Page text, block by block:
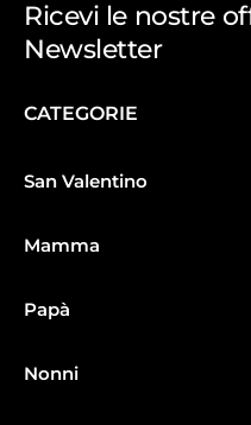
Ricevi le nostre
Newsletter
CATEGORIE
San Valentino
Mamma
Papà
Nonni